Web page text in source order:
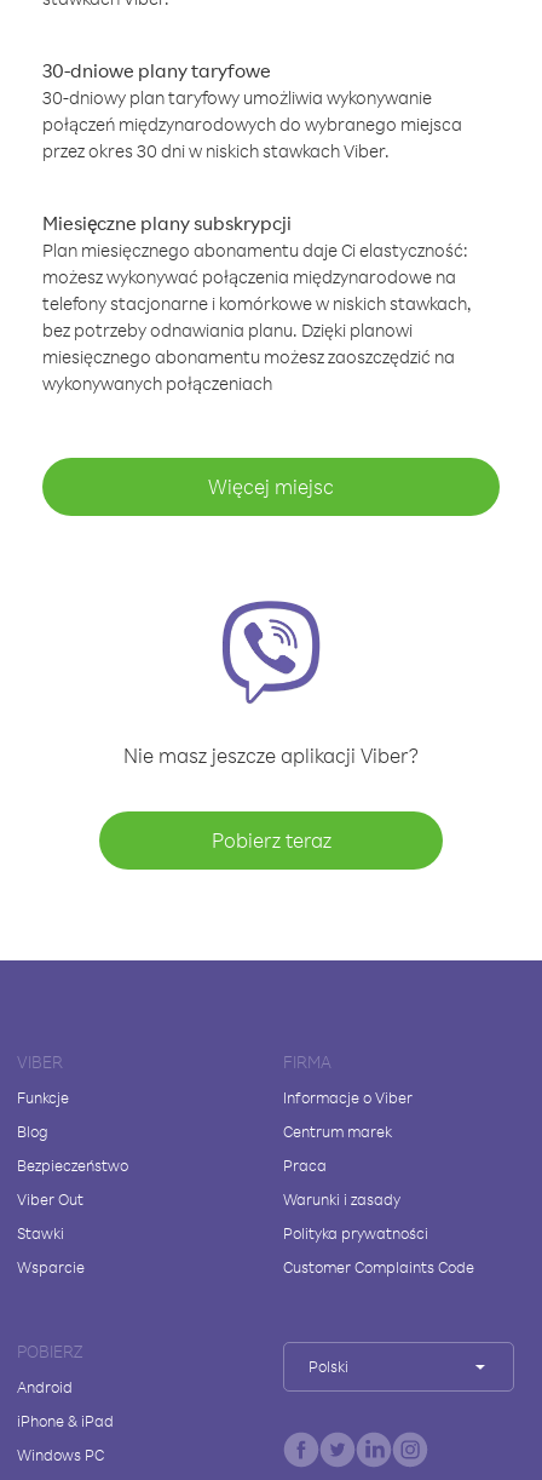
30-dniowe plany taryfowe
30-dniowy plan taryfowy umożliwia wykonywanie
połączeń międzynarodowych do wybranego miejsca
przez okres 30 dni w niskich stawkach Viber.
Miesięczne plany subskrypcji
Plan miesięcznego abonamentu daje Ci elastyczność:
możesz wykonywać połączenia międzynarodowe na
telefony stacjonarne i komórkowe w niskich stawkach,
bez potrzeby odnawiania planu. Dzięki planowi
miesięcznego abonamentu możesz zaoszczędzić na
wykonywanych połączeniach
Więcej miejsc
Nie masz jeszcze aplikacji Viber?
Pobierz teraz
VIBER
Funkcje
Blog
Bezpieczeństwo
Viber Out
Stawki
Wsparcie
FIRMA
Informacje o Viber
Centrum marek
Praca
Warunki i zasady
Polityka prywatności
Customer Complaints Code
POBIERZ
Android
iPhone & iPad
Windows PC
Polski